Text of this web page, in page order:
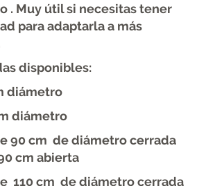
. Muy útil si necesitas tener
para adaptarla a más
disponibles:
diámetro
diámetro
90 cm de diámetro cerrada
cm abierta
110 cm de diámetro cerrada